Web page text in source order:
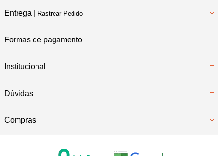
Entrega | Rastrear Pedido
Formas de pagamento
Institucional
Dúvidas
Compras